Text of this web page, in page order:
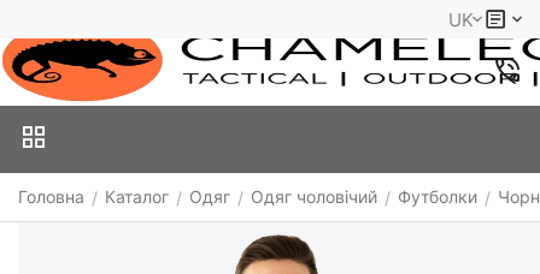
UK
Головна / Каталог / Одяг / Одяг чоловічий / Футболки /